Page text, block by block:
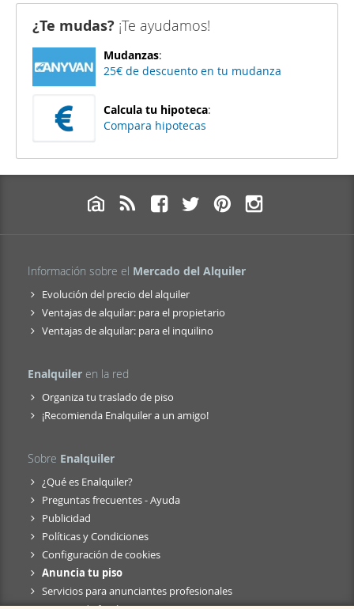
¿Te mudas? ¡Te ayudamos!
Mudanzas:
25€ de descuento en tu mudanza
Calcula tu hipoteca:
Compara hipotecas
Información sobre el Mercado del Alquiler
Evolución del precio del alquiler
Ventajas de alquilar: para el propietario
Ventajas de alquilar: para el inquilino
Enalquiler en la red
Organiza tu traslado de piso
¡Recomienda Enalquiler a un amigo!
Sobre Enalquiler
¿Qué es Enalquiler?
Preguntas frecuentes - Ayuda
Publicidad
Políticas y Condiciones
Configuración de cookies
Anuncia tu piso
Servicios para anunciantes profesionales